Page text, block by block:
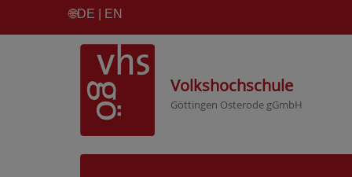
🌐DE | EN
Volkshochschule
Göttingen Osterode gGmbH